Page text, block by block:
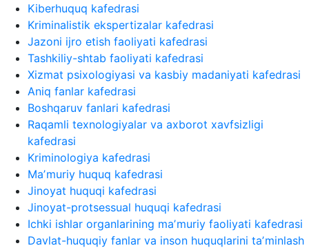
Kiberhuquq kafedrasi
Kriminalistik ekspertizalar kafedrasi
Jazoni ijro etish faoliyati kafedrasi
Tashkiliy-shtab faoliyati kafedrasi
Xizmat psixologiyasi va kasbiy madaniyati kafedrasi
Aniq fanlar kafedrasi
Boshqaruv fanlari kafedrasi
Raqamli texnologiyalar va axborot xavfsizligi
kafedrasi
Kriminologiya kafedrasi
Maʼmuriy huquq kafedrasi
Jinoyat huquqi kafedrasi
Jinoyat-protsessual huquqi kafedrasi
Ichki ishlar organlarining maʼmuriy faoliyati kafedrasi
Davlat-huquqiy fanlar va inson huquqlarini taʼminlash